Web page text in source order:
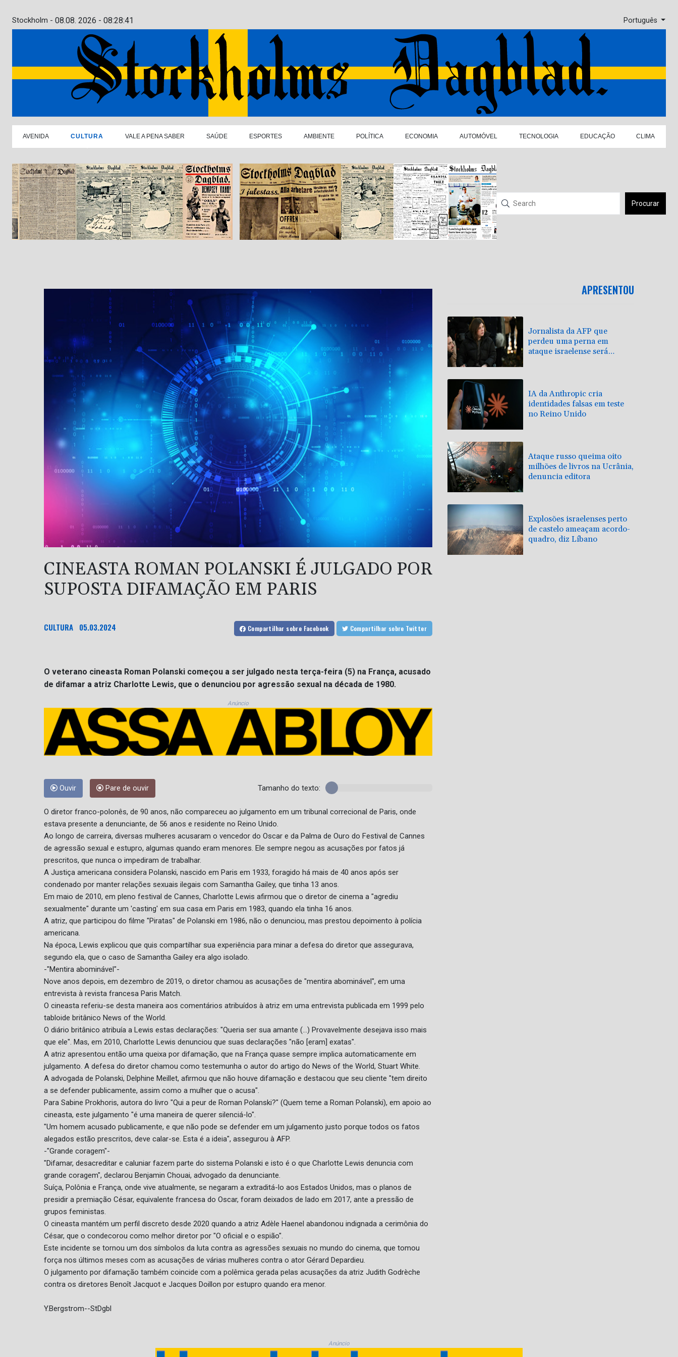
Stockholm - 08.08. 2026 - 08:28:42 Português
AVENIDA CULTURA VALE A PENA SABER SAÚDE ESPORTES AMBIENTE POLÍTICA ECONOMIA AUTOMÓVEL TECNOLOGIA EDUCAÇÃO CLIMA
Procurar
CINEASTA ROMAN POLANSKI É JULGADO POR
SUPOSTA DIFAMAÇÃO EM PARIS
CULTURA 05.03.2024 Compartilhar sobre Facebook Compartilhar sobre Twitter
O veterano cineasta Roman Polanski começou a ser julgado nesta terça-feira (5) na França, acusado
de difamar a atriz Charlotte Lewis, que o denunciou por agressão sexual na década de 1980.
Anúncio
Ouvir Pare de ouvir Tamanho do texto:
O diretor franco-polonês, de 90 anos, não compareceu ao julgamento em um tribunal correcional de Paris, onde
estava presente a denunciante, de 56 anos e residente no Reino Unido.
Ao longo de carreira, diversas mulheres acusaram o vencedor do Oscar e da Palma de Ouro do Festival de Cannes
de agressão sexual e estupro, algumas quando eram menores. Ele sempre negou as acusações por fatos já
prescritos, que nunca o impediram de trabalhar.
A Justiça americana considera Polanski, nascido em Paris em 1933, foragido há mais de 40 anos após ser
condenado por manter relações sexuais ilegais com Samantha Gailey, que tinha 13 anos.
Em maio de 2010, em pleno festival de Cannes, Charlotte Lewis afirmou que o diretor de cinema a "agrediu
sexualmente" durante um 'casting' em sua casa em Paris em 1983, quando ela tinha 16 anos.
A atriz, que participou do filme "Piratas" de Polanski em 1986, não o denunciou, mas prestou depoimento à polícia
americana.
Na época, Lewis explicou que quis compartilhar sua experiência para minar a defesa do diretor que assegurava,
segundo ela, que o caso de Samantha Gailey era algo isolado.
-"Mentira abominável"-
Nove anos depois, em dezembro de 2019, o diretor chamou as acusações de "mentira abominável", em uma
entrevista à revista francesa Paris Match.
O cineasta referiu-se desta maneira aos comentários atribuídos à atriz em uma entrevista publicada em 1999 pelo
tabloide britânico News of the World.
O diário britânico atribuía a Lewis estas declarações: "Queria ser sua amante (...) Provavelmente desejava isso mais
que ele". Mas, em 2010, Charlotte Lewis denunciou que suas declarações "não [eram] exatas".
A atriz apresentou então uma queixa por difamação, que na França quase sempre implica automaticamente em
julgamento. A defesa do diretor chamou como testemunha o autor do artigo do News of the World, Stuart White.
A advogada de Polanski, Delphine Meillet, afirmou que não houve difamação e destacou que seu cliente "tem direito
a se defender publicamente, assim como a mulher que o acusa".
Para Sabine Prokhoris, autora do livro "Qui a peur de Roman Polanski?" (Quem teme a Roman Polanski), em apoio ao
cineasta, este julgamento "é uma maneira de querer silenciá-lo".
"Um homem acusado publicamente, e que não pode se defender em um julgamento justo porque todos os fatos
alegados estão prescritos, deve calar-se. Esta é a ideia", assegurou à AFP.
-"Grande coragem"-
"Difamar, desacreditar e caluniar fazem parte do sistema Polanski e isto é o que Charlotte Lewis denuncia com
grande coragem", declarou Benjamin Chouai, advogado da denunciante.
Suíça, Polônia e França, onde vive atualmente, se negaram a extraditá-lo aos Estados Unidos, mas o planos de
presidir a premiação César, equivalente francesa do Oscar, foram deixados de lado em 2017, ante a pressão de
grupos feministas.
O cineasta mantém um perfil discreto desde 2020 quando a atriz Adèle Haenel abandonou indignada a cerimônia do
César, que o condecorou como melhor diretor por "O oficial e o espião".
Este incidente se tornou um dos símbolos da luta contra as agressões sexuais no mundo do cinema, que tomou
força nos últimos meses com as acusações de várias mulheres contra o ator Gérard Depardieu.
O julgamento por difamação também coincide com a polêmica gerada pelas acusações da atriz Judith Godrèche
contra os diretores Benoît Jacquot e Jacques Doillon por estupro quando era menor.
Y.Bergstrom--StDgbl
APRESENTOU
Jornalista da AFP que
perdeu uma perna em
ataque israelense será
IA da Anthropic cria
identidades falsas em teste
no Reino Unido
Ataque russo queima oito
milhões de livros na Ucrânia,
denuncia editora
Explosões israelenses perto
de castelo ameaçam acordo-
quadro, diz Líbano
Anúncio